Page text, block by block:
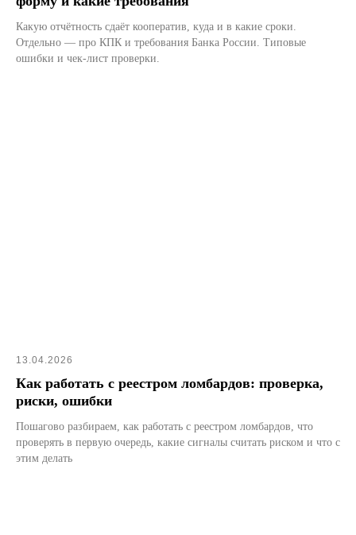
Какую отчётность сдаёт кооператив, куда и в какие сроки.
Отдельно — про КПК и требования Банка России. Типовые
ошибки и чек-лист проверки.
13.04.2026
Как работать с реестром ломбардов: проверка,
риски, ошибки
Пошагово разбираем, как работать с реестром ломбардов, что
проверять в первую очередь, какие сигналы считать риском и что с
этим делать